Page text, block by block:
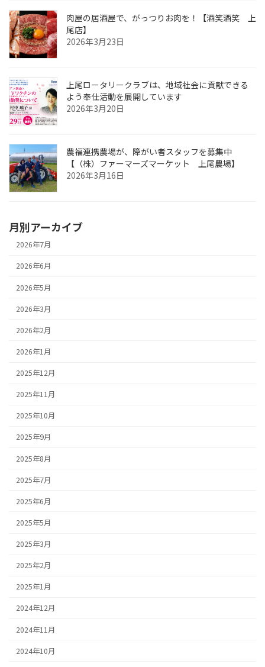
肉屋の居酒屋で、がっつりお肉を！【酒笑酒笑 上
尾店】
2026年3月23日
上尾ロータリークラブは、地域社会に貢献できる
よう奉仕活動を展開しています
2026年3月20日
農福連携農場が、障がい者スタッフを募集中
【（株）ファーマーズマーケット 上尾農場】
2026年3月16日
月別アーカイブ
2026年7月
2026年6月
2026年5月
2026年3月
2026年2月
2026年1月
2025年12月
2025年11月
2025年10月
2025年9月
2025年8月
2025年7月
2025年6月
2025年5月
2025年3月
2025年2月
2025年1月
2024年12月
2024年11月
2024年10月